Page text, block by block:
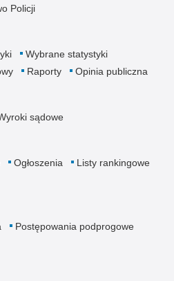
Policji
Wybrane statystyki
Raporty Opinia publiczna
sądowe
Ogłoszenia
Listy rankingowe
Postępowania podprogowe